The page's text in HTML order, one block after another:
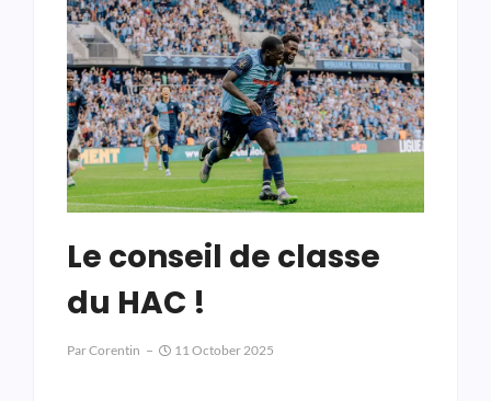
Le conseil de classe
du HAC !
ParCorentin 11 October 2025